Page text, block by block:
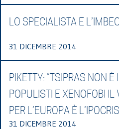
LO SPECIALISTA E
31 DICEMBRE 2014
PIKETTY: “TSIPRAS NON
POPULISTI E XENOFOBI IL
PER L’EUROPA È
31 DICEMBRE 2014